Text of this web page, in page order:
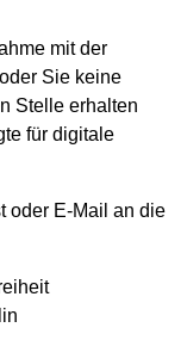
mit der
Sie keine
Stelle erhalten
für digitale
oder E-Mail an die